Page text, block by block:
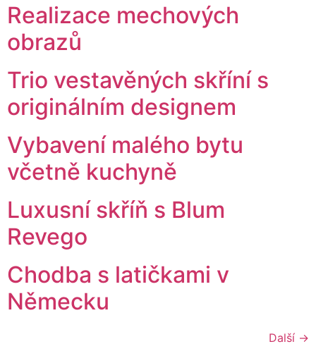
Realizace mechových
obrazů
Trio vestavěných skříní s
originálním designem
Vybavení malého bytu
včetně kuchyně
Luxusní skříň s Blum
Revego
Chodba s latičkami v
Německu
Další →